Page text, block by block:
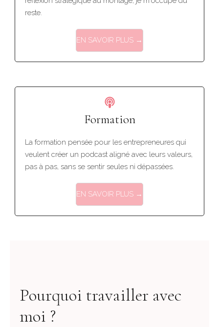
reste.
EN SAVOIR PLUS →
Formation
La formation pensée pour les entrepreneures qui
veulent créer un podcast aligné avec leurs valeurs,
pas à pas, sans se sentir seules ni dépassées.
EN SAVOIR PLUS →
Pourquoi travailler avec
moi ?